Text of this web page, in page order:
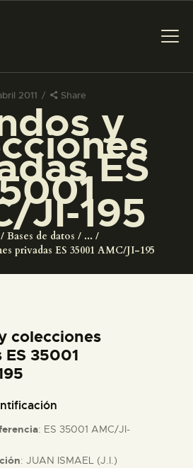
2011 Share
y
ES
JI-195
Bases de datos
...
privadas ES 35001 AMC/JI-195
LA VISITA
colecciones
35001
: ES 35001 AMC/JI-
: JUAN ISMAEL (J.I.)